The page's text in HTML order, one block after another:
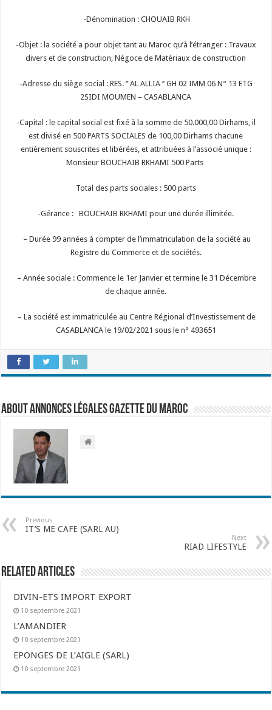
-Dénomination : CHOUAIB RKH
-Objet : la société a pour objet tant au Maroc qu’à l’étranger : Travaux
divers et de construction, Négoce de Matériaux de construction
-Adresse du siège social : RES. ‘’ AL ALLIA ‘’ GH 02 IMM 06 N° 13 ETG
2SIDI MOUMEN – CASABLANCA
-Capital : le capital social est fixé à la somme de 50.000,00 Dirhams, il
est divisé en 500 PARTS SOCIALES de 100,00 Dirhams chacune
entièrement souscrites et libérées, et attribuées à l’associé unique :
Monsieur BOUCHAIB RKHAMI 500 Parts
Total des parts sociales : 500 parts
-Gérance : BOUCHAIB RKHAMI pour une durée illimitée.
– Durée 99 années à compter de l’immatriculation de la société au
Registre du Commerce et de sociétés.
– Année sociale : Commence le 1er Janvier et termine le 31 Décembre
de chaque année.
– La société est immatriculée au Centre Régional d’Investissement de
CASABLANCA le 19/02/2021 sous le n° 493651
About Annonces légales Gazette du Maroc
Previous
IT’S ME CAFE (SARL AU)
Next
RIAD LIFESTYLE
Related Articles
DIVIN-ETS IMPORT EXPORT
10 septembre 2021
L’AMANDIER
10 septembre 2021
EPONGES DE L’AIGLE (SARL)
10 septembre 2021